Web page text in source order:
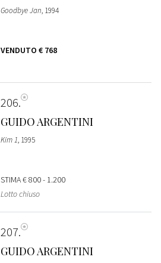
Goodbye Jan, 1994
VENDUTO € 768
206
GUIDO ARGENTINI
Kim 1, 1995
STIMA€ 800 - 1.200
Lotto chiuso
207
GUIDO ARGENTINI